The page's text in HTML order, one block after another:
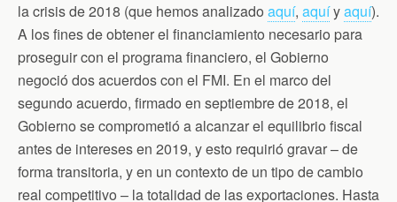
la crisis de 2018 (que hemos analizado aquí, aquíyaquí).
A los fines de obtener el financiamiento necesario para
proseguir con el programa financiero, el Gobierno
negoció dos acuerdos con el FMI. En el marco del
segundo acuerdo, firmado en septiembre de 2018, el
Gobierno se comprometió a alcanzar el equilibrio fiscal
antes de intereses en 2019, y esto requirió gravar – de
forma transitoria, y en un contexto de un tipo de cambio
real competitivo – la totalidad de las exportaciones. Hasta